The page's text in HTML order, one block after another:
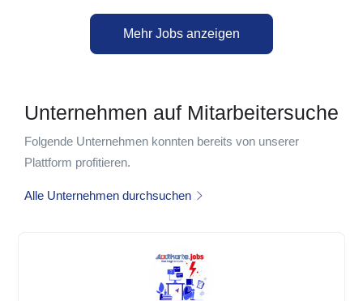
Mehr Jobs anzeigen
Unternehmen auf Mitarbeitersuche
Folgende Unternehmen konnten bereits von unserer
Plattform profitieren.
Alle Unternehmen durchsuchen